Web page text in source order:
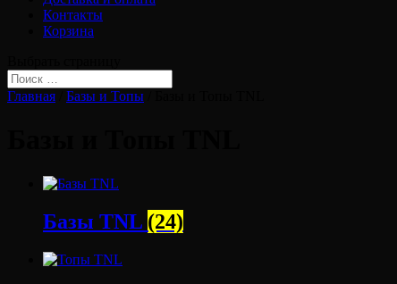
Контакты
Корзина
Главная Базы и Топы
Базы TNL (24)